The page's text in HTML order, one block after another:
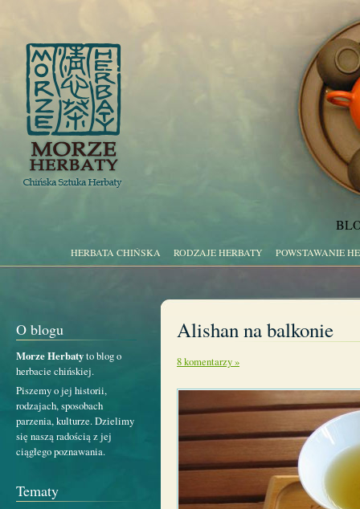
HERBATA CHIŃSKA RODZAJE HERBATY POWSTAWANIE
O blogu
Morze Herbatyto blog o
herbacie chińskiej.
Piszemy o jej historii,
rodzajach, sposobach
parzenia, kulturze. Dzielimy
się naszą radością z jej
ciągłego poznawania.
Tematy
Alishan na balkonie
8 komentarzy »